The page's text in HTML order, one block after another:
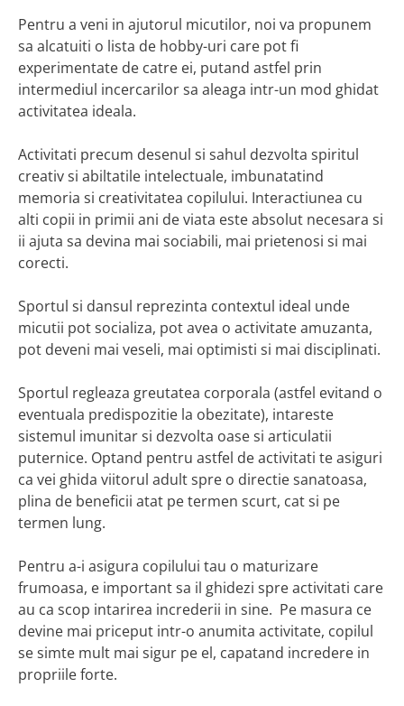
Pentru a veni in ajutorul micutilor, noi va propunem
sa alcatuiti o lista de hobby-uri care pot fi
experimentate de catre ei, putand astfel prin
intermediul incercarilor sa aleaga intr-un mod ghidat
activitatea ideala.
Activitati precum desenul si sahul dezvolta spiritul
creativ si abiltatile intelectuale, imbunatatind
memoria si creativitatea copilului. Interactiunea cu
alti copii in primii ani de viata este absolut necesara si
ii ajuta sa devina mai sociabili, mai prietenosi si mai
corecti.
Sportul si dansul reprezinta contextul ideal unde
micutii pot socializa, pot avea o activitate amuzanta,
pot deveni mai veseli, mai optimisti si mai disciplinati.
Sportul regleaza greutatea corporala (astfel evitand o
eventuala predispozitie la obezitate), intareste
sistemul imunitar si dezvolta oase si articulatii
puternice. Optand pentru astfel de activitati te asiguri
ca vei ghida viitorul adult spre o directie sanatoasa,
plina de beneficii atat pe termen scurt, cat si pe
termen lung.
Pentru a-i asigura copilului tau o maturizare
frumoasa, e important sa il ghidezi spre activitati care
au ca scop intarirea increderii in sine. Pe masura ce
devine mai priceput intr-o anumita activitate, copilul
se simte mult mai sigur pe el, capatand incredere in
propriile forte.